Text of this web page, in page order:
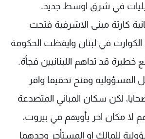
في شرق اوسط جديد.
كارثة مبنى الاشرفية فتحت
الكوارث في لبنان وايقظت الحكومة
خطيرة قد تداهم اللبنانيين فجأة.
المسؤولية وفتح تحقيقا واقر
لكن سكان المباني المتصدعة
لا مكان اخر يأويهم في بيروت،
للمالك او المستأجر وحدهما